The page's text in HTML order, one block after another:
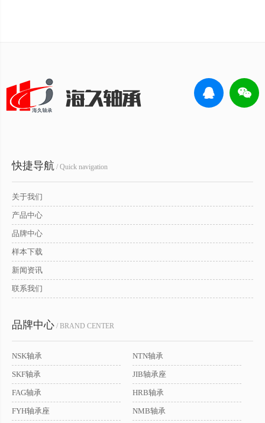
快捷导航 / Quick navigation
关于我们
产品中心
品牌中心
样本下载
新闻资讯
联系我们
品牌中心 / BRAND CENTER
NSK轴承 NTN轴承
SKF轴承 JIB轴承座
FAG轴承 HRB轴承
FYH轴承座 NMB轴承